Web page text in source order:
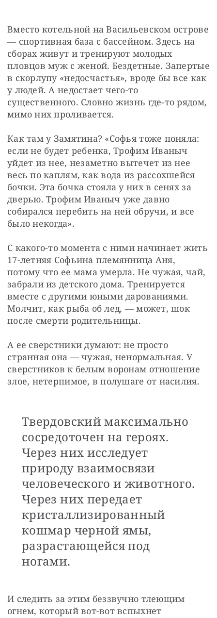
Вместо котельной на Васильевском острове
— спортивная база с бассейном. Здесь на
сборах живут и тренируют молодых
пловцов муж с женой. Бездетные. Запертые
в скорлупу «недосчастья», вроде бы все как
у людей. А недостает чего-то
существенного. Словно жизнь где-то рядом,
мимо них проливается.
Как там у Замятина? «Софья тоже поняла:
если не будет ребенка, Трофим Иваныч
уйдет из нее, незаметно вытечет из нее
весь по каплям, как вода из рассохшейся
бочки. Эта бочка стояла у них в сенях за
дверью. Трофим Иваныч уже давно
собирался перебить на ней обручи, и все
было некогда».
C какого-то момента с ними начинает жить
17-летняя Софьина племянница Аня,
потому что ее мама умерла. Не чужая, чай,
забрали из детского дома. Тренируется
вместе с другими юными дарованиями.
Молчит, как рыба об лед, — может, шок
после смерти родительницы.
А ее сверстники думают: не просто
странная она — чужая, ненормальная. У
сверстников к белым воронам отношение
злое, нетерпимое, в полушаге от насилия.
Твердовский максимально
сосредоточен на героях.
Через них исследует
природу взаимосвязи
человеческого и животного.
Через них передает
кристаллизированный
кошмар черной ямы,
разрастающейся под
ногами.
И следить за этим беззвучно тлеющим
огнем, который вот-вот вспыхнет